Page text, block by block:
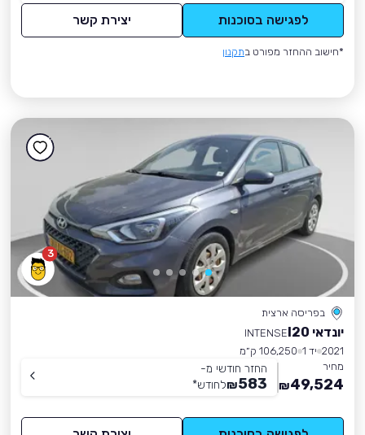
לפגישה בסוכנות יצירת קשר
*חישוב ההחזר מפורט בתקנון
3
בפריסה ארצית
יונדאי I20
INTENSE
2021 יד 1
106,250 ק״מ
מחיר
49,524
₪
החזר חודשי מ-
583
₪לחודש*